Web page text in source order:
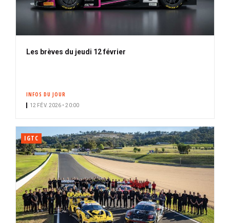
Les brèves du jeudi 12 février
INFOS DU JOUR
12 FÉV. 2026 • 20:00
IGTC